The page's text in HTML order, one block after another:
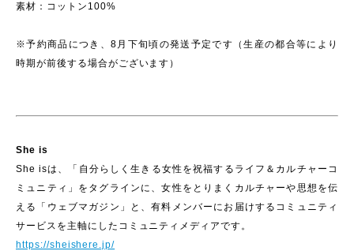
素材：コットン100%
※予約商品につき、8月下旬頃の発送予定です（生産の都合等により
時期が前後する場合がございます）
She is
She isは、「自分らしく生きる女性を祝福するライフ＆カルチャーコ
ミュニティ」をタグラインに、女性をとりまくカルチャーや思想を伝
える「ウェブマガジン」と、有料メンバーにお届けするコミュニティ
サービスを主軸にしたコミュニティメディアです。
https://sheishere.jp/